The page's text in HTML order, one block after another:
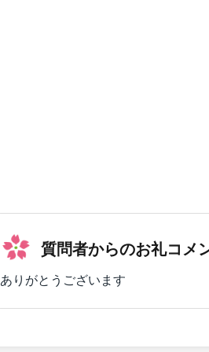
質問者からのお礼コメ
ありがとうございます